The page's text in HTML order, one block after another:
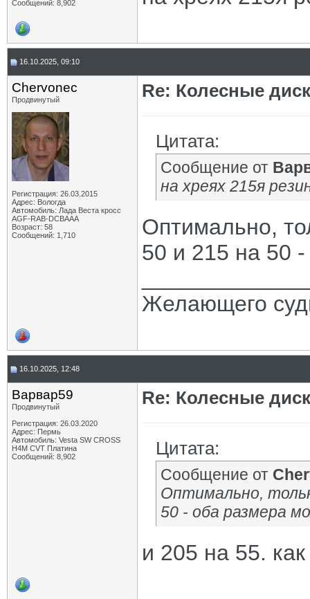
Сообщений: 8,902
16.10.2025, 09:10
Chervonec
Продвинутый
Регистрация: 26.03.2015
Адрес: Вологда
Автомобиль: Лада Веста кросс
AGF-RAB-DCBAAA
Возраст: 58
Сообщений: 1,710
Re: Колесные
Цитата:
Сообщение от
на хреях 215я
Оптимально,
50 и 215 на 50
Желающего
16.10.2025, 12:48
Варвар59
Продвинутый
Регистрация: 26.03.2020
Адрес: Пермь
Автомобиль: Vesta SW CROSS
H4M CVT Платина
Сообщений: 8,902
Re: Колесные
Цитата:
Сообщение от
Оптимально,
50 - оба размера
и 205 на 55.